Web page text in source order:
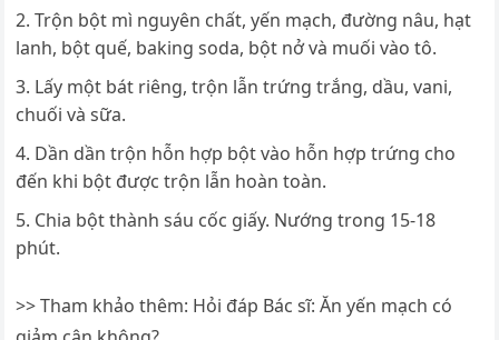
Trộn bột mì nguyên chất, yến mạch, đường nâu, hạt
lanh, bột quế, baking soda, bột nở và muối vào tô.
Lấy một bát riêng, trộn lẫn trứng trắng, dầu, vani,
chuối và sữa.
Dần dần trộn hỗn hợp bột vào hỗn hợp trứng cho
đến khi bột được trộn lẫn hoàn toàn.
Chia bột thành sáu cốc giấy. Nướng trong 15-18
phút.
>> Tham khảo thêm: Hỏi đáp Bác sĩ: Ăn yến mạch có